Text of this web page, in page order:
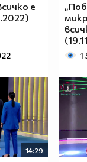
е
1
14:29